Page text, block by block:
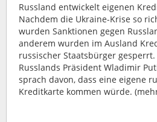
Russland entwickelt eigenen
Nachdem die Ukraine-Krise so
wurden Sanktionen gegen
anderem wurden im Ausland
russischer Staatsbürger
Russlands Präsident Wladimir
sprach davon, dass eine eigene
Kreditkarte kommen würde.